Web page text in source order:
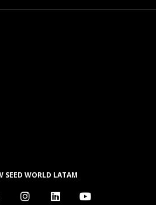
Contact Privacy Policy